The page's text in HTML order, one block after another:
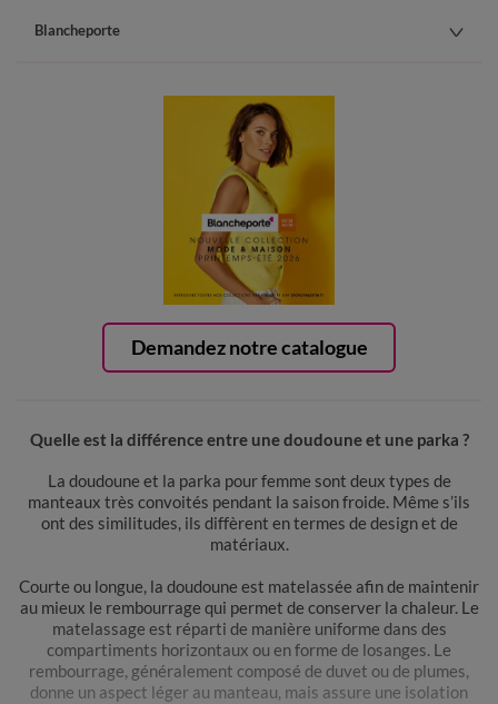
Demandez notre catalogue
Blancheporte
Quelle est la différence entre une doudoune et une parka ?
La doudoune et la parka pour femme sont deux types de
manteaux très convoités pendant la saison froide. Même s’ils
ont des similitudes, ils diffèrent en termes de design et de
matériaux.
Courte ou longue, la doudoune est matelassée afin de maintenir
au mieux le rembourrage qui permet de conserver la chaleur. Le
matelassage est réparti de manière uniforme dans des
compartiments horizontaux ou en forme de losanges. Le
rembourrage, généralement composé de duvet ou de plumes,
donne un aspect léger au manteau, mais assure une isolation